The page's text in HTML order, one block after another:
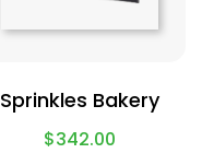
Sprinkles Bakery
$342.00